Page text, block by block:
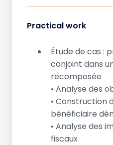
Practical work
Étude de cas :
conjoint dans
recomposée
• Analyse des
• Construction
bénéficiaire
• Analyse des
fiscaux